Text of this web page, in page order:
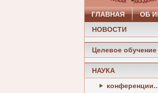
ГЛАВНАЯ ОБ
НОВОСТИ
Целевое обучение
НАУКА